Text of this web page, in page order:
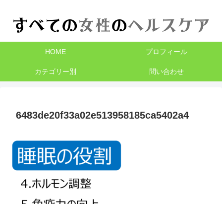
HOME プロフィール
カテゴリー別 問い合わせ
6483de20f33a02e513958185ca5402a4